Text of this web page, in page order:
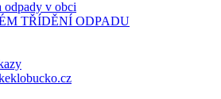
odpady v obci
TŘÍDĚNÍ ODPADU